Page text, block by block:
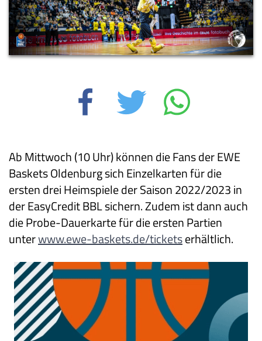
Ab Mittwoch (10 Uhr) können die Fans der EWE
Baskets Oldenburg sich Einzelkarten für die
ersten drei Heimspiele der Saison 2022/2023 in
der EasyCredit BBL sichern. Zudem ist dann auch
die Probe-Dauerkarte für die ersten Partien
unterwww.ewe-baskets.de/ticketserhältlich.